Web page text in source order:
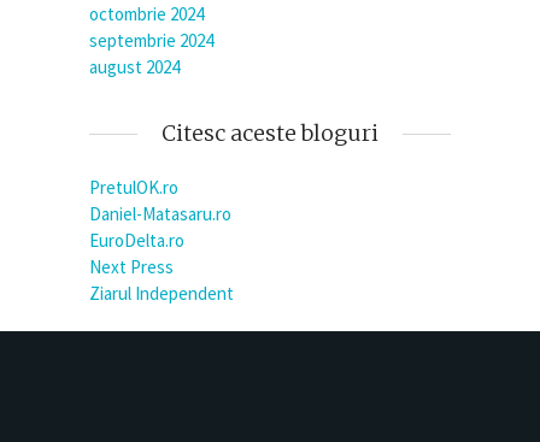
octombrie 2024
septembrie 2024
august 2024
Citesc aceste bloguri
PretulOK.ro
Daniel-Matasaru.ro
EuroDelta.ro
Next Press
Ziarul Independent